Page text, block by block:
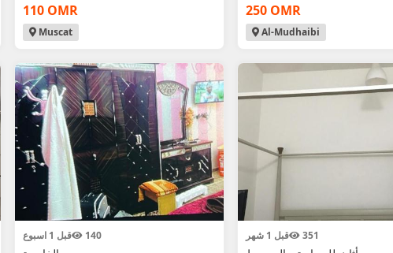
110 OMR
Muscat
250 OMR
Al-Mudhaibi
قبل 1 اسبوع 140 قبل 1 شهر 351